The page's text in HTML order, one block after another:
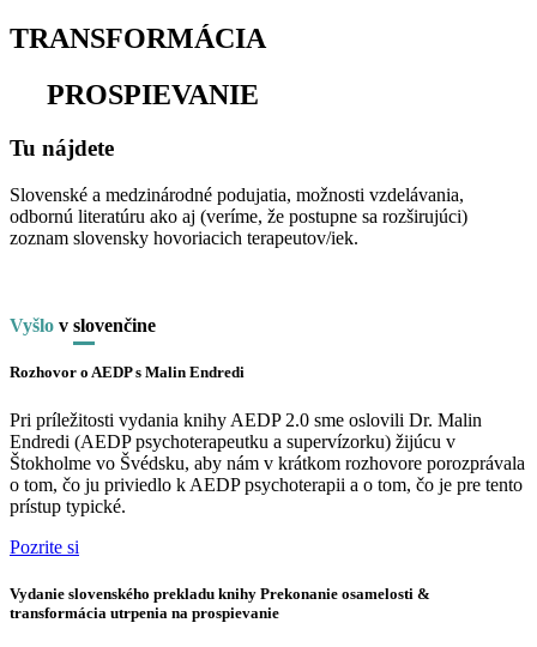
TRANSFORMÁCIA
PROSPIEVANIE
Tu nájdete
Slovenské a medzinárodné podujatia, možnosti vzdelávania,
odbornú literatúru ako aj (veríme, že postupne sa rozširujúci)
zoznam slovensky hovoriacich terapeutov/iek.
Vyšlo v slovenčine
Rozhovor o AEDP s Malin Endredi
Pri príležitosti vydania knihy AEDP 2.0 sme oslovili Dr. Malin
Endredi (AEDP psychoterapeutku a supervízorku) žijúcu v
Štokholme vo Švédsku, aby nám v krátkom rozhovore porozprávala
o tom, čo ju priviedlo k AEDP psychoterapii a o tom, čo je pre tento
prístup typické.
Pozrite si
Vydanie slovenského prekladu knihy Prekonanie osamelosti &
transformácia utrpenia na prospievanie